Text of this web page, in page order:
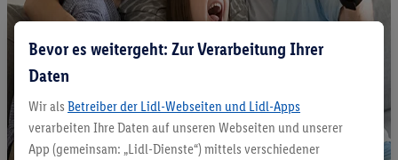
Bevor es weitergeht: Zur Verarbeitung Ihrer
Daten
Wir als Betreiber der Lidl-Webseiten und Lidl-Apps
verarbeiten Ihre Daten auf unseren Webseiten und unserer
App (gemeinsam: „Lidl-Dienste“) mittels verschiedener